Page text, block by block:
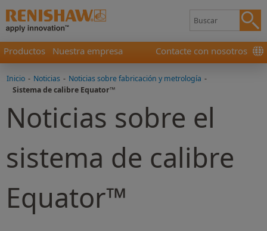
Productos Nuestra empresa Contacte con nosotros
Inicio - Noticias - Noticias sobre fabricación y metrología -
Sistema de calibre Equator™
Noticias sobre el
sistema de calibre
Equator™